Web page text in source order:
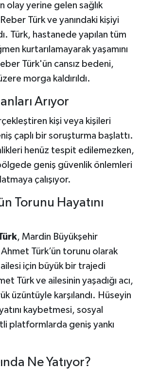
olay yerine gelen sağlık
Türk ve yanındaki kişiyi
Türk, hastanede yapılan tüm
kurtarılamayarak yaşamını
Türk'ün cansız bedeni,
morga kaldırıldı.
Arıyor
kişi veya kişileri
çaplı bir soruşturma başlattı.
henüz tespit edilemezken,
geniş güvenlik önlemleri
çalışıyor.
Torunu Hayatını
, Mardin Büyükşehir
Ahmet Türk’ün torunu olarak
ailesi için büyük bir trajedi
Türk ve ailesinin yaşadığı acı,
üzüntüyle karşılandı. Hüseyin
kaybetmesi, sosyal
platformlarda geniş yankı
Ne Yatıyor?